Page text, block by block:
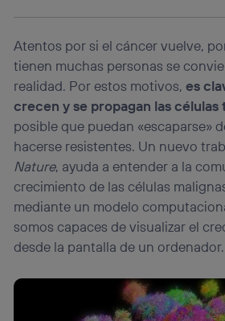
Atentos por si el cáncer vuelve,
tienen muchas personas se
realidad. Por estos motivos,es
crecen y se propagan las células
posible que puedan «escaparse»
hacerse resistentes. Un nuevo
Nature, ayuda a entender a la
crecimiento de las células
mediante un modelo
somos capaces de visualizar el
desde la pantalla de un ordenador.
personalizado, ya que se basará
Puedes gestionar los
“Administrar Utiq” en la parte inferior
visitando el portal de privacidad
(“consenthub”). Para más
política de privacidad de Utiq